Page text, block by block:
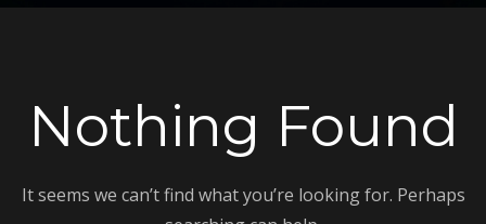
Nothing Found
It seems we can’t find what you’re looking for. Perhaps